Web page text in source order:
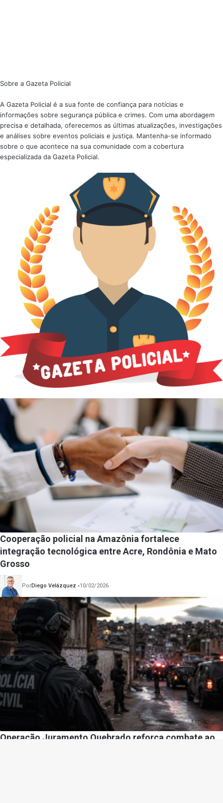
Sobre a Gazeta Policial
A Gazeta Policial é a sua fonte de confiança para notícias e
informações sobre segurança pública e crimes. Com uma abordagem
precisa e detalhada, oferecemos as últimas atualizações, investigações
e análises sobre eventos policiais e justiça. Mantenha-se informado
sobre o que acontece na sua comunidade com a cobertura
especializada da Gazeta Policial.
Cooperação policial na Amazônia fortalece
integração tecnológica entre Acre, Rondônia e Mato
Grosso
PorDiego Velázquez 10/02/2026
Operação Juramento Quebrado reforça combate ao